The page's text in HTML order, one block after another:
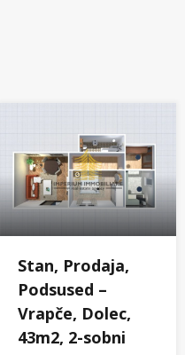
Stan, Prodaja,
Podsused –
Vrapče, Dolec,
43m2, 2-sobni